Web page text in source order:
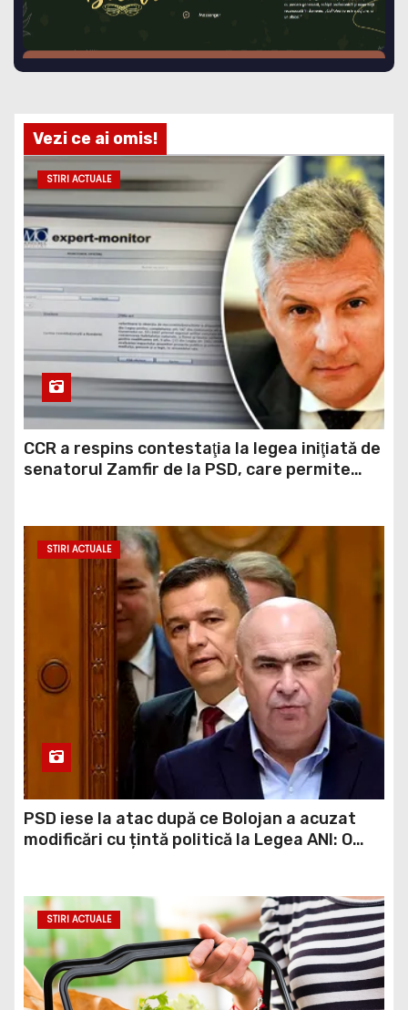
Vezi ce ai omis!
STIRI ACTUALE
CCR a respins contestaţia la legea iniţiată de
senatorul Zamfir de la PSD, care permite
STIRI ACTUALE
PSD iese la atac după ce Bolojan a acuzat
modificări cu țintă politică la Legea ANI: O
STIRI ACTUALE